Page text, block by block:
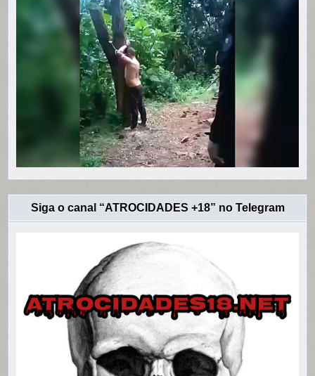
Siga o canal “ATROCIDADES +18” no Telegram